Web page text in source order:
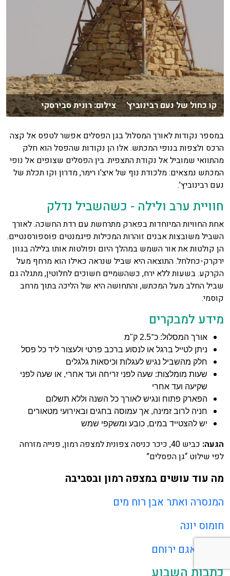
קו כחול של נעם רבינוביץ' צילום: רונית סבירסקי
במספר נקודות לאורך המסלול בגן הפסלים אפשר לטפס אל קצה
הרכס ולצפות בנופי המכתש. אלו הן נקודות שהפסל הוא חלק
מהתוואי שמוביל אל נקודת התצפית. בין הפסלים שצופים אל נופי
המכתש נמצאים: מלכודת נוף של איצ'ו רימר, מדרון וקו תכלת של
נעם רבינוביץ'.
חוויית ערב ולילה - כשהשביל נדלק
אחת החוויות המיוחדות בפארק מתרחשת עם רדת החשכה. לאורך
השביל משובצות אבנים זוהרות המכילות פיגמנטים פוספורסנטיים.
הן קולטות את אור השמש במהלך היום ופולטות אותו בלילה בגוון
ירקרק-כחלחל. התוצאה היא שביל שנראה כאילו הוא מרחף מעל
הקרקע. בשעות ללא ירח, כשהשמיים חשוכים לחלוטין, מתגלה גם
שביל החלב מעל המכתש, והתחושה היא של הליכה בתוך מרחב
קוסמי.
מידע למבקרים
אורך המסלול: כ־2.5 ק"מ
ניתן לטייל ברגל או לנסוע ברכב פרטי ולעצור ליד כל פסל
חלק מהשביל נגיש לעגלות וכיסאות גלגלים
שעות מומלצות: שעה לפני זריחה ועד אחרי, או שעה לפני
שקיעה ועד אחרי
הפארק פתוח ונגיש לאורך כל השנה וללא תשלום
חניה לרוב זמינה, אך עמוסה בחגים ובאירועי מטאורים
יש להצטייד במים, כובע ומשקפי שמש
הגעה:
כביש 40, כיכר כניסה צפונית למצפה רמון, פנייה מזרחה
לפי שילוט “גן הפסלים”
מה עוד עושים במצפה רמון ובסביבה
המנסרה ואתר אבן רוח מים
חומוס יונה
פארק אגם ירוחם